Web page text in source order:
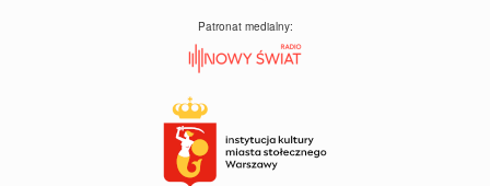
Patronat medialny: